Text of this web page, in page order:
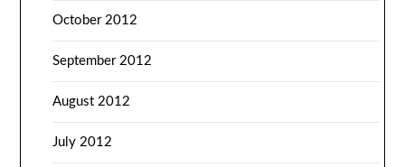
October 2012
September 2012
August 2012
July 2012